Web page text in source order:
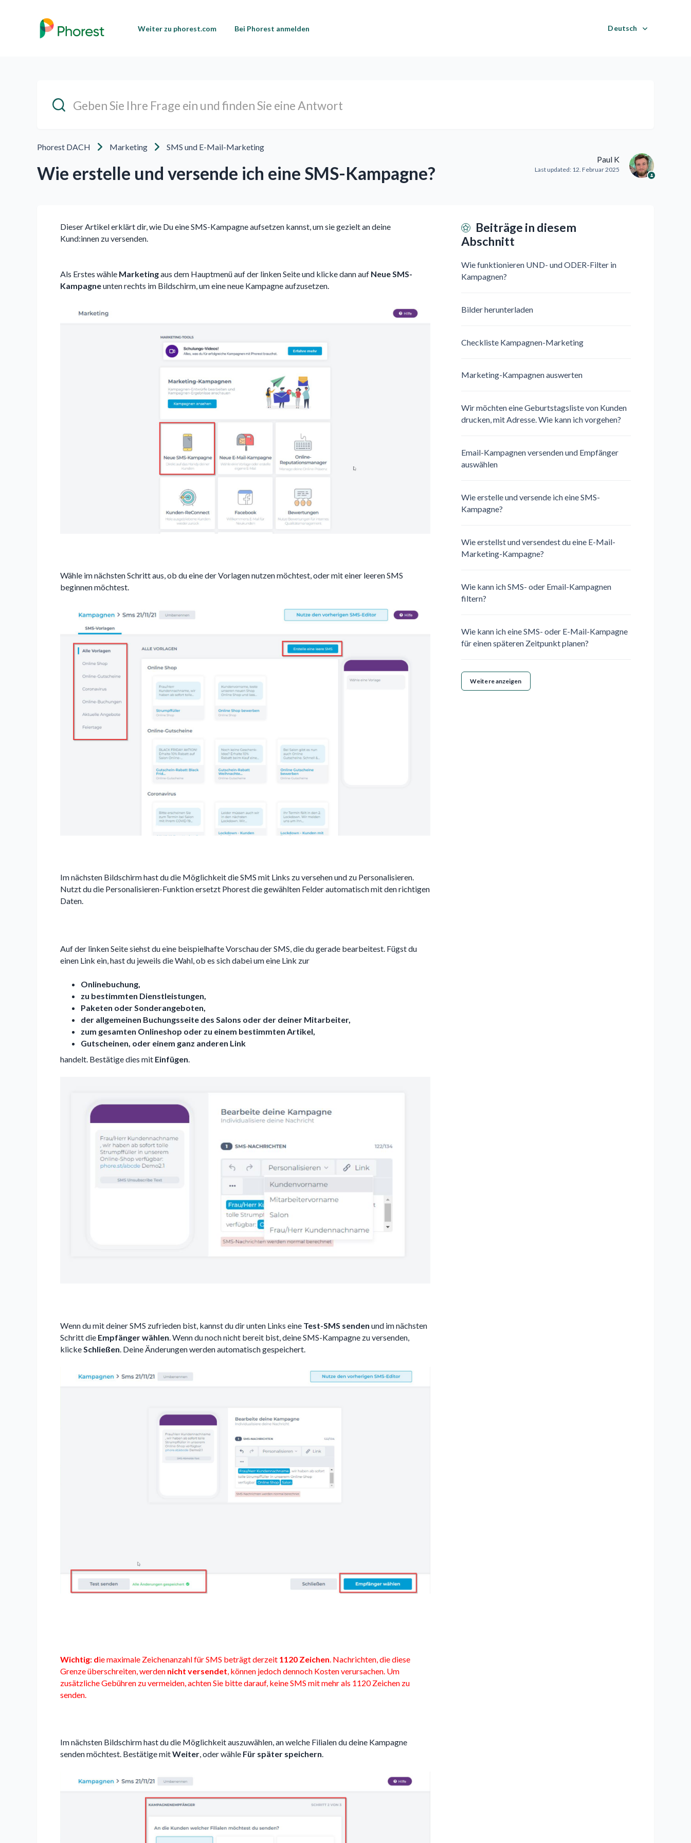
Weiter zu phorest.com Bei Phorest anmelden Deutsch
Phorest DACH Marketing SMS und E-Mail-Marketing
Wie erstelle und versende ich eine SMS-Kampagne?
Paul K
Last updated: 12. Februar 2025
Dieser Artikel erklärt dir, wie Du eine SMS-Kampagne aufsetzen kannst, um sie gezielt an deine
Kund:innen zu versenden.
Als Erstes wähle Marketingaus dem Hauptmenü auf der linken Seite und klicke dann auf Neue SMS-
Kampagneunten rechts im Bildschirm, um eine neue Kampagne aufzusetzen.
Wähle im nächsten Schritt aus, ob du eine der Vorlagen nutzen möchtest, oder mit einer leeren SMS
beginnen möchtest.
Im nächsten Bildschirm hast du die Möglichkeit die SMS mit Links zu versehen und zu Personalisieren.
Nutzt du die Personalisieren-Funktion ersetzt Phorest die gewählten Felder automatisch mit den richtigen
Daten.
Auf der linken Seite siehst du eine beispielhafte Vorschau der SMS, die du gerade bearbeitest. Fügst du
einen Link ein, hast du jeweils die Wahl, ob es sich dabei um eine Link zur
Onlinebuchung,
zu bestimmten Dienstleistungen,
Paketen oder Sonderangeboten,
der allgemeinen Buchungsseite des Salons oder der deiner Mitarbeiter,
zum gesamten Onlineshop oder zu einem bestimmten Artikel,
Gutscheinen, oder einem ganz anderen Link
handelt. Bestätige dies mit Einfügen
Wenn du mit deiner SMS zufrieden bist, kannst du dir unten Links eine Test-SMS senden und im nächsten
Schritt die Empfänger wählen . Wenn du noch nicht bereit bist, deine SMS-Kampagne zu versenden,
klicke Schließen . Deine Änderungen werden automatisch gespeichert.
Wichtig: die maximale Zeichenanzahl für SMS beträgt derzeit 1120 Zeichen . Nachrichten, die diese
Grenze überschreiten, werden nicht versendet , können jedoch dennoch Kosten verursachen. Um
zusätzliche Gebühren zu vermeiden, achten Sie bitte darauf, keine SMS mit mehr als 1120 Zeichen zu
senden.
Im nächsten Bildschirm hast du die Möglichkeit auszuwählen, an welche Filialen du deine Kampagne
senden möchtest. Bestätige mitWeiter, oder wähle Für später speichern.
Beiträge in diesem
Abschnitt
Wie funktionieren UND- und ODER-Filter in
Kampagnen?
Bilder herunterladen
Checkliste Kampagnen-Marketing
Marketing-Kampagnen auswerten
Wir möchten eine Geburtstagsliste von Kunden
drucken, mit Adresse. Wie kann ich vorgehen?
Email-Kampagnen versenden und Empfänger
auswählen
Wie erstelle und versende ich eine SMS-
Kampagne?
Wie erstellst und versendest du eine E-Mail-
Marketing-Kampagne?
Wie kann ich SMS- oder Email-Kampagnen
filtern?
Wie kann ich eine SMS- oder E-Mail-Kampagne
für einen späteren Zeitpunkt planen?
Weitere anzeigen